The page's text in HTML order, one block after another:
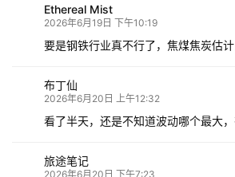
Ethereal Mist
2026年6月19日 下午10:19
要是钢铁行业真不行了，焦煤焦炭估计
布丁仙
2026年6月20日 上午12:32
看了半天，还是不知道波动哪个最大，
旅途笔记
2026年6月20日 下午7:23